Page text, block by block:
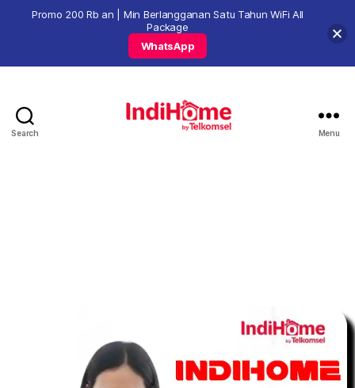
Search Menu
Promo 200 Rb an | Min Berlangganan Satu Tahun WiFi All
Package
WhatsApp